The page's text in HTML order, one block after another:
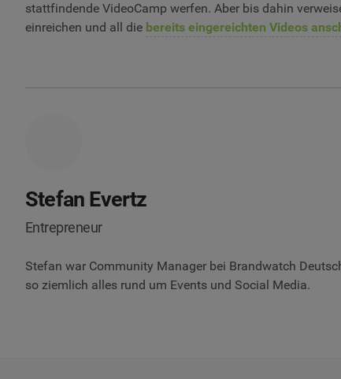
stattfindende VideoCamp werfen. Aber bis dahin
einreichen und all die bereits eingereichten Videos
Stefan Evertz
Entrepreneur
Stefan war Community Manager bei Brandwatch
so ziemlich alles rund um Events und Social Media.